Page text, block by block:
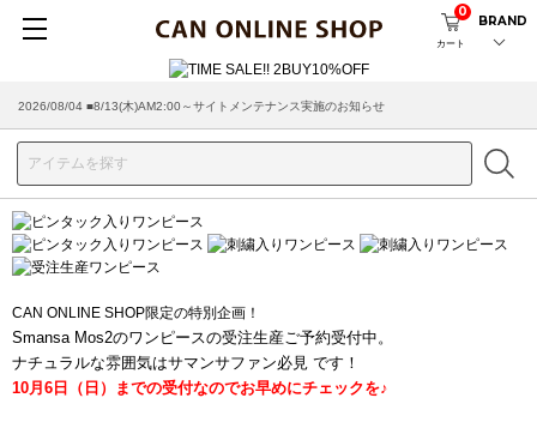
カート
0
BRAND
2026/07/29 ■【お知らせ】ヤマト運輸の配送遅延・停止について
CAN ONLINE SHOP限定の特別企画！
Smansa Mos2のワンピースの受注生産ご予約受付中。
ナチュラルな雰囲気はサマンサファン必見 です！
10月6日（日）までの受付なのでお早めにチェックを♪